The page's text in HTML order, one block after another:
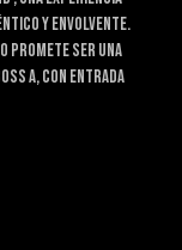
y envolvente.
promete ser una
a, con entrada